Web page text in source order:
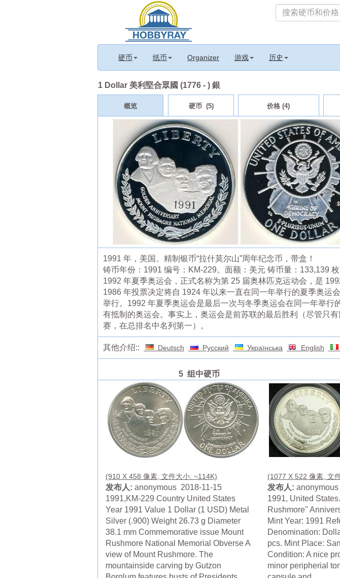
硬币 纸币 Organizer 游戏 历史
1 Dollar 美利堅合眾國 (1776 - ) 銀
概览 硬币 (5) 价格 (4)
1991 年，美国。精制银币“拉什莫尔山”周年纪念币，带盒！
铸币年份：1991 编号：KM-229。面额：美元 铸币量：133,139
1992 年夏季奥运会，正式名称为第 25 届奥林匹克运动会，是
1986 年投票决定将自 1924 年以来一直在同一年举行的夏季奥运
举行。1992 年夏季奥运会是最后一次与冬季奥运会在同一年举
有抵制的奥运会。事实上，奥运会是前苏联的最后胜利（尽管只
赛，在总排名中名列第一）。
其他介绍:: Deutsch Русский Українська English
5 组中硬币
(910 X 458 像素, 文件大小: ~114K)
发布人: anonymous 2018-11-15
1991,KM-229 Country United States
Year 1991 Value 1 Dollar (1 USD) Metal
Silver (.900) Weight 26.73 g Diameter
38.1 mm Commemorative issue Mount
Rushmore National Memorial Obverse A
view of Mount Rushmore. The
mountainside carving by Gutzon
(1077 X 522 像素, 文
发布人:
1991, United
Rushmore"
Mint Year: 1991
Denomination:
pcs. Mint Place:
Condition: A nice
minor peripherial